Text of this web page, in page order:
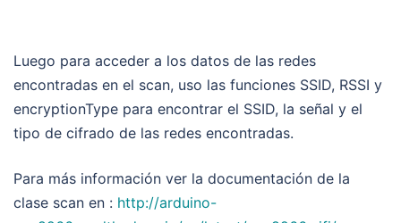
Luego para acceder a los datos de las redes
encontradas en el scan, uso las funciones SSID, RSSI y
encryptionType para encontrar el SSID, la señal y el
tipo de cifrado de las redes encontradas.
Para más información ver la documentación de la
clase scan en : http://arduino-